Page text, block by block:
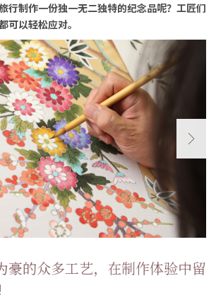
行制作一份独一无二独特的纪念品呢？工匠们
可以轻松应对。
豪的众多工艺，在制作体验中留